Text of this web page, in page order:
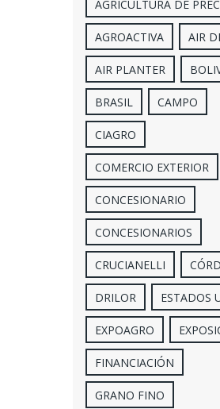
AGRICULTURA DE
AGROACTIVA AIR
AIR PLANTER
BRASIL CAMPO
CIAGRO
COMERCIO EXTERIOR
CONCESIONARIO
CONCESIONARIOS
CRUCIANELLI
DRILOR ESTADOS
EXPOAGRO
FINANCIACIÓN
GRANO FINO